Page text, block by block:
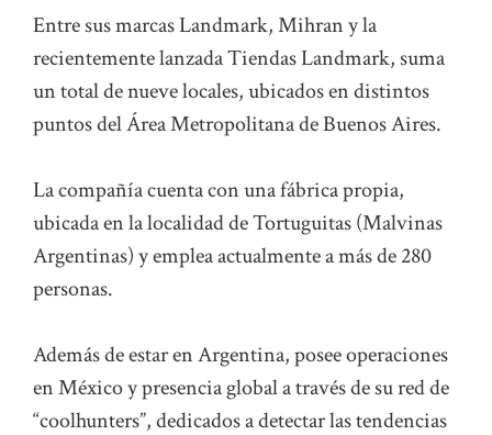
Entre sus marcas Landmark, Mihran y la
recientemente lanzada Tiendas Landmark, suma
un total de nueve locales, ubicados en distintos
puntos del Área Metropolitana de Buenos Aires.
La compañía cuenta con una fábrica propia,
ubicada en la localidad de Tortuguitas (Malvinas
Argentinas) y emplea actualmente a más de 280
personas.
Además de estar en Argentina, posee operaciones
en México y presencia global a través de su red de
“coolhunters”, dedicados a detectar las tendencias